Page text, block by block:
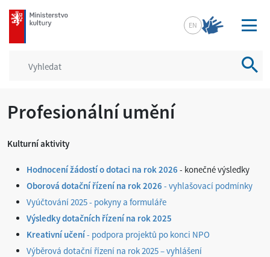
mkcr.cz
EN
Profesionální umění
Kulturní aktivity
Hodnocení žádostí o dotaci na rok 2026 - konečné výsledky
Oborová dotační řízení na rok 2026 - vyhlašovací podmínky
Vyúčtování 2025 - pokyny a formuláře
Výsledky dotačních řízení na rok 2025
Kreativní učení- podpora projektů po konci NPO
Výběrová dotační řízení na rok 2025 – vyhlášení